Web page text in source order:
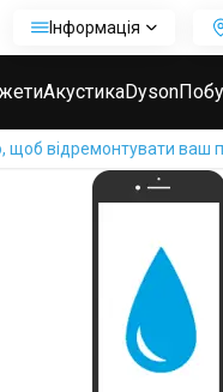
Інформація
АкустикаDyson
щоб відремонтувати ваш
Huawei Ремонт